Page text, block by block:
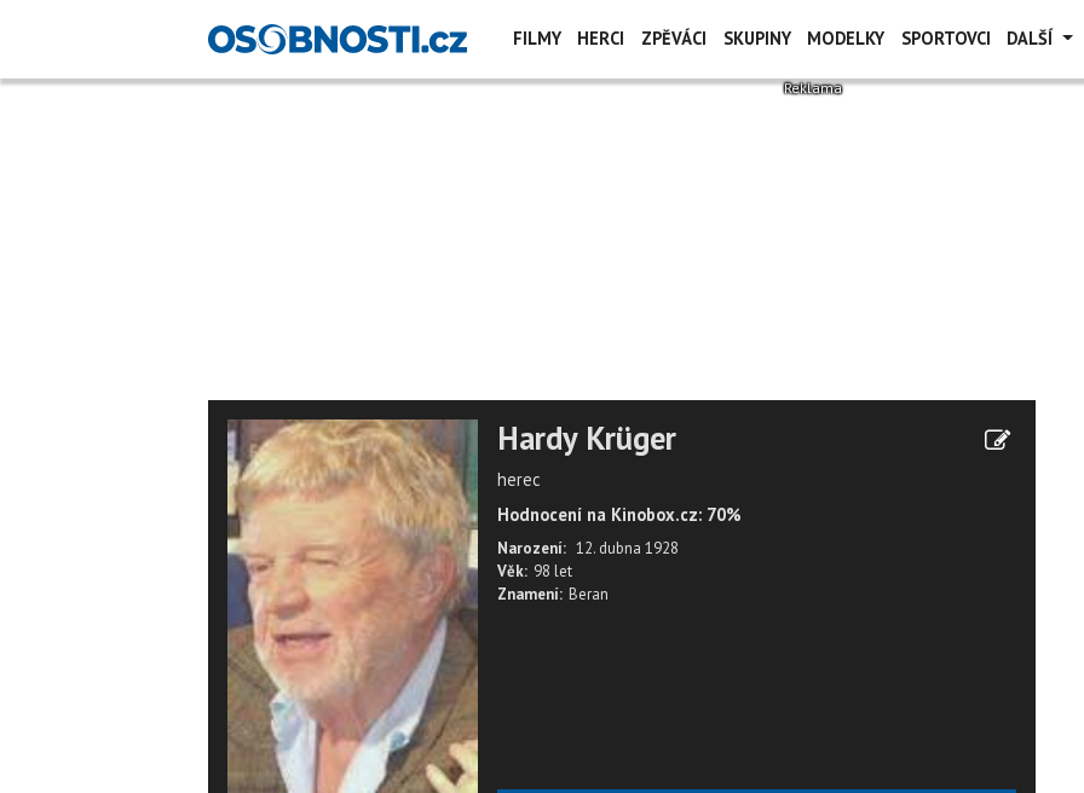
FILMY HERCI ZPĚVÁCI SKUPINY MODELKY SPORTOVCI DALŠÍ
Hardy Krüger
herec
Hodnocení na Kinobox.cz: 70%
Narození: 12. dubna 1928
Věk: 98 let
Znamení: Beran